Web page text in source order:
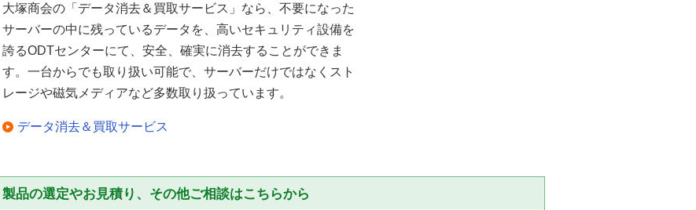
大塚商会の「データ消去＆買取サービス」なら、不要になった
サーバーの中に残っているデータを、高いセキュリティ設備を
誇るODTセンターにて、安全、確実に消去することができま
す。一台からでも取り扱い可能で、サーバーだけではなくスト
レージや磁気メディアなど多数取り扱っています。
データ消去＆買取サービス
製品の選定やお見積り、その他ご相談はこちらから